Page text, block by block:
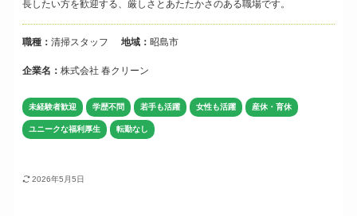
長したい方を歓迎する、厳しさとあたたかさのある職場です。
職種： 清掃スタッフ 地域： 昭島市
企業名： 株式会社 春クリーン
未経験者歓迎 学歴不問 若手も活躍 女性も活躍 産休・育休
ユニークな福利厚生 転勤なし
2026年5月5日